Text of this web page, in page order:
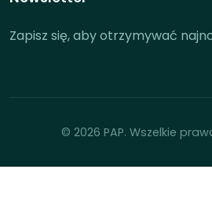
Zapisz się, aby otrzymywać
© 2026 PAP. Wszelkie